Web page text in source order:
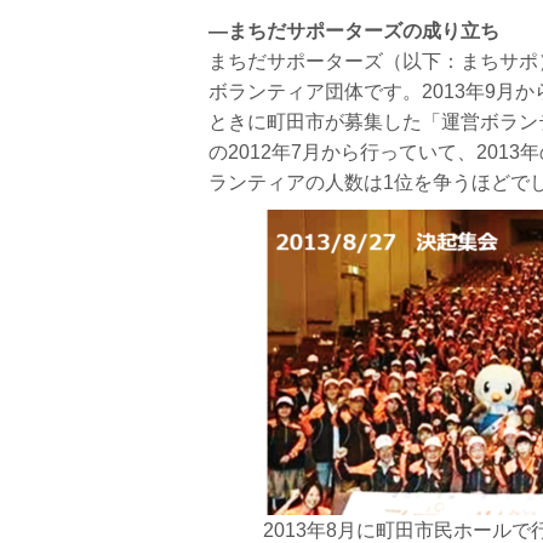
―まちだサポーターズの成り立ち
まちだサポーターズ（以下：まちサ
ボランティア団体です。2013年9月
ときに町田市が募集した「運営ボラ
の2012年7月から行っていて、2013
ランティアの人数は1位を争うほどで
2013年8月に町田市民ホールで